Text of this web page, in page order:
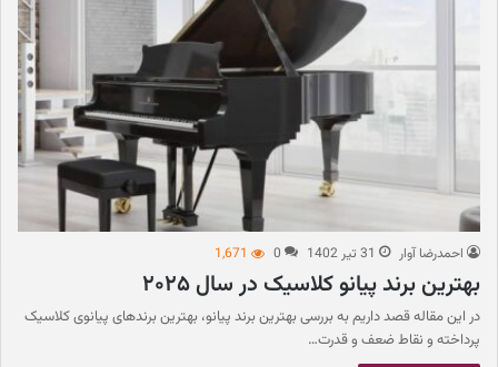
احمدرضا آوار 31 تیر 1402 0
1,671
بهترین برند پیانو کلاسیک در سال ۲۰۲۵
در این مقاله قصد داریم به بررسی بهترین برند پیانو، بهترین برند‌های پیانوی کلاسیک
پرداخته و نقاط ضعف و قدرت…